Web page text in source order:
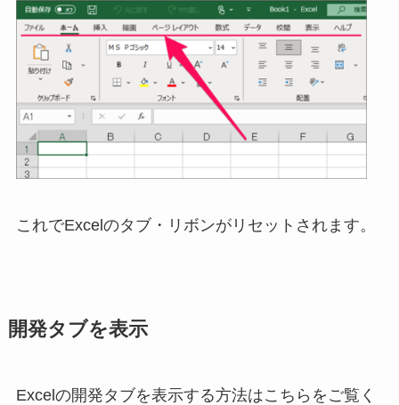
これでExcelのタブ・リボンがリセットされます。
開発タブを表示
Excelの開発タブを表示する方法はこちらをご覧く